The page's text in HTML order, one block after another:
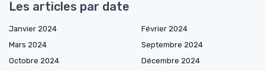
Les articles par date
Janvier 2024
Février 2024
Mars 2024
Septembre 2024
Octobre 2024
Décembre 2024